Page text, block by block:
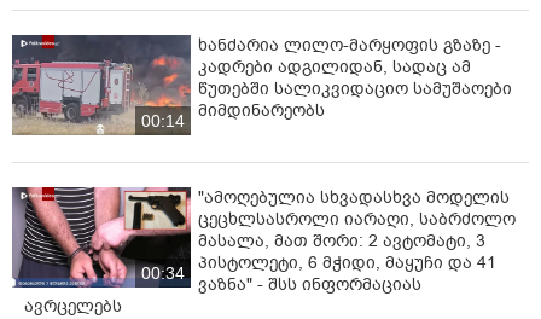
00:14
ხანძარია ლილო-მარყოფის გზაზე -
კადრები ადგილიდან, სადაც ამ
წუთებში სალიკვიდაციო სამუშაოები
მიმდინარეობს
00:34
"ამოღებულია სხვადასხვა მოდელის
ცეცხლსასროლი იარაღი, საბრძოლო
მასალა, მათ შორი: 2 ავტომატი, 3
პისტოლეტი, 6 მჭიდი, მაყუჩი და 41
ვაზნა" - შსს ინფორმაციას
ავრცელებს